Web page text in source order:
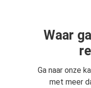
Waar
Ga naar onze
met meer